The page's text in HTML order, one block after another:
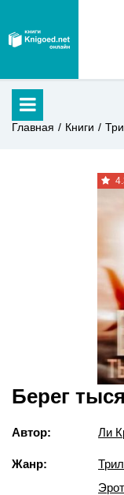
Главная Книги
Берег
Автор: Ли
Жанр: